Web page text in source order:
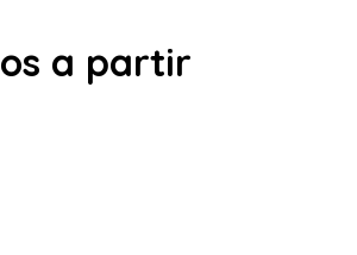
a partir